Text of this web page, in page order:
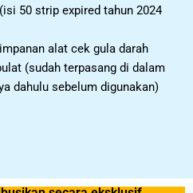
50 strip expired tahun 2024
alat cek gula darah
(sudah terpasang di dalam
dahulu sebelum digunakan)